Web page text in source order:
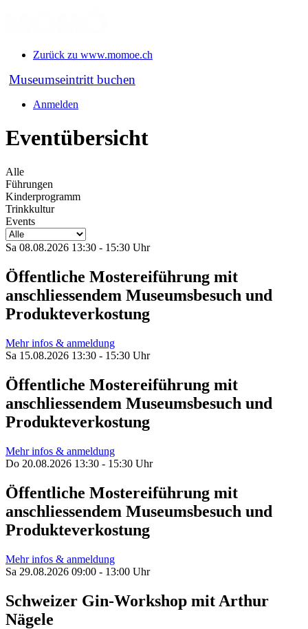
Zurück zu www.momoe.ch
Museumseintritt buchen
Anmelden
Eventübersicht
Alle
Führungen
Kinderprogramm
Trinkkultur
Events
Sa 08.08.2026 13:30 - 15:30 Uhr
Öffentliche Mostereiführung mit
anschliessendem Museumsbesuch und
Produkteverkostung
Mehr infos & anmeldung
Sa 15.08.2026 13:30 - 15:30 Uhr
Öffentliche Mostereiführung mit
anschliessendem Museumsbesuch und
Produkteverkostung
Mehr infos & anmeldung
Do 20.08.2026 13:30 - 15:30 Uhr
Öffentliche Mostereiführung mit
anschliessendem Museumsbesuch und
Produkteverkostung
Mehr infos & anmeldung
Sa 29.08.2026 09:00 - 13:00 Uhr
Schweizer Gin-Workshop mit Arthur
Nägele